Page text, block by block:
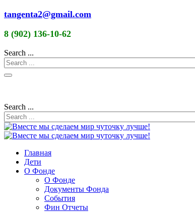
tangenta2@gmail.com
8 (902) 136-10-62
Search ...
Search ...
Главная
Дети
О Фонде
О Фонде
Документы Фонда
События
Фин Отчеты